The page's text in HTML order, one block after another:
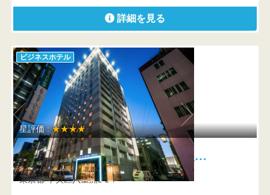
詳細を見る
ビジネスホテル
星評価 :★★★★
スーパーホテルPremier東京駅八…
東京都 中央区八重洲2-2-7